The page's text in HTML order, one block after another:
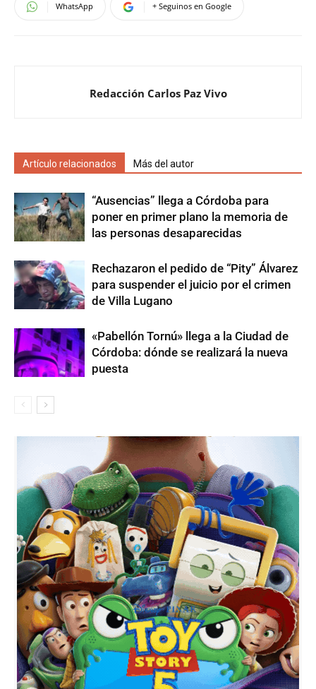
WhatsApp + Seguinos en Google
Redacción Carlos Paz Vivo
Artículo relacionados Más del autor
“Ausencias” llega a Córdoba para
poner en primer plano la memoria de
las personas desaparecidas
Rechazaron el pedido de “Pity” Álvarez
para suspender el juicio por el crimen
de Villa Lugano
«Pabellón Tornú» llega a la Ciudad de
Córdoba: dónde se realizará la nueva
puesta